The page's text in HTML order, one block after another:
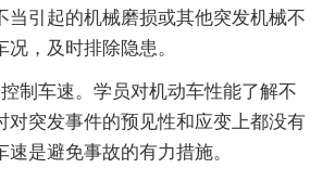
当引起的机械磨损或其他突发机械不
，及时排除隐患。
制车速。学员对机动车性能了解不
对突发事件的预见性和应变上都没有
是避免事故的有力措施。